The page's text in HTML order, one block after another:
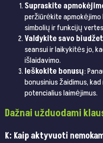
Supraskite
peržiūrėkite
simbolių ir funkcijų
Valdykite savo
seansui ir laikykitės jo,
išlaidavimo.
Ieškokite bonusų:
bonusinius žaidimus,
potencialius laimėjimus.
Dažnai užduodami
K: Kaip aktyvuoti